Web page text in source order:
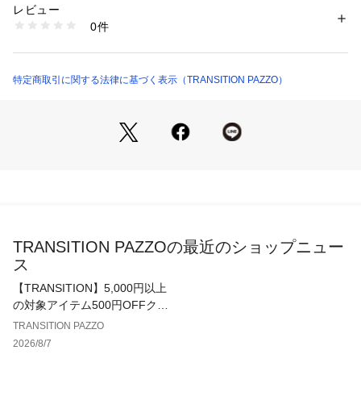
グ。
前身にはファスナー付きポケットがあり、荷物の仕分けに便
に行えます。
ドをデザイン、タオルなどを引っ掛けてお使いいただけます。
男女問わずご使用いただけます。
■素材
ポリエステル 100%
【MOUNTAIN SMITH】
ました。
Patrick Smithは心からアウトドアを愛し、現在でも毎年少なく
商品番号：
155125140 （ショップ）
レビュー
0件
特定商取引に関する法律に基づく表示（TRANSITION PAZZO）
TRANSITION PAZZOの最近のショップニュー
ス
【TRANSITION】5,000円以上
の対象アイテム500円OFFクー
ポン配布中！
TRANSITION PAZZO
2026/8/7